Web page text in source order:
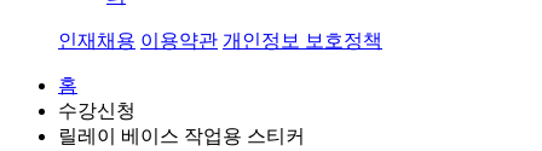
인재채용 이용약관 개인정보 보호정책
홈
수강신청
릴레이 베이스 작업용 스티커